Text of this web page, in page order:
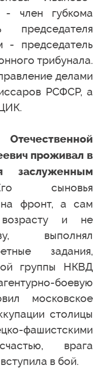
- член губкома
председателя
- председатель
трибунала.
делами
РСФСР, а
проживал в
заслуженным
сыновья
фронт, а сам
и не
выполнял
задания,
группы НКВД
боевую
московское
столицы
врага
в бой.